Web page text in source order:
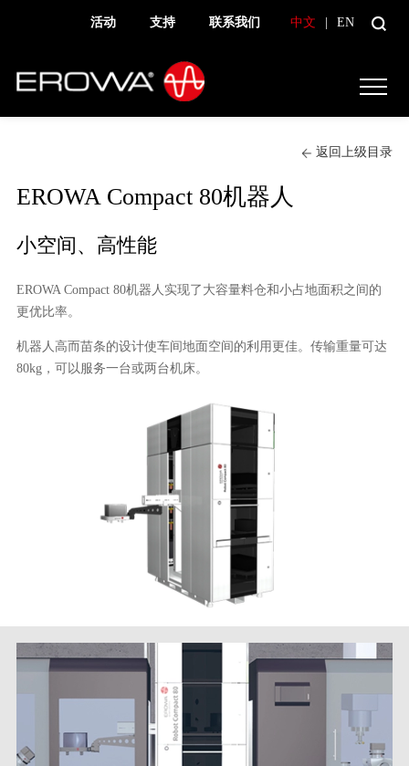
活动 支持 联系我们 中文 EN
返回上级目录
EROWA Compact 80机器人
小空间、高性能
EROWA Compact 80机器人实现了大容量料仓和小占地面积之间的
更优比率。
机器人高而苗条的设计使车间地面空间的利用更佳。传输重量可达
80kg，可以服务一台或两台机床。